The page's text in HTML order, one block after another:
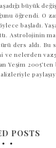
büyük
öğrendi. O
başladı.
Astrolojinin
ders aldı. Bu
ve nelerden
Yeşim
POSTS